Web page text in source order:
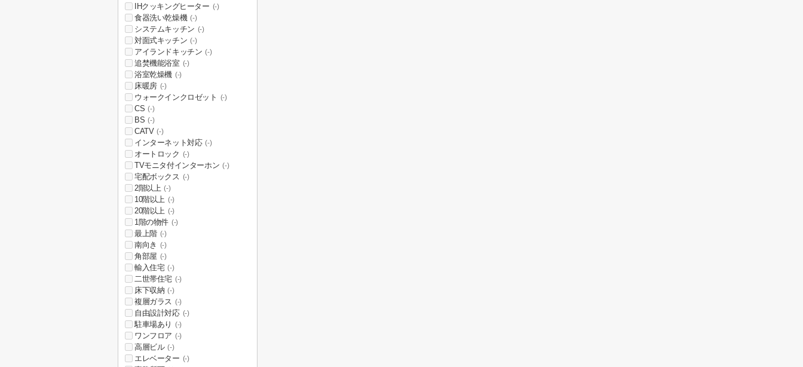
IHクッキングヒーター (-)
食器洗い乾燥機 (-)
システムキッチン (-)
対面式キッチン (-)
アイランドキッチン (-)
追焚機能浴室 (-)
浴室乾燥機 (-)
床暖房 (-)
ウォークインクロゼット (-)
CS (-)
BS (-)
CATV (-)
インターネット対応 (-)
オートロック (-)
TVモニタ付インターホン (-)
宅配ボックス (-)
2階以上 (-)
10階以上 (-)
20階以上 (-)
1階の物件 (-)
最上階 (-)
南向き (-)
角部屋 (-)
輸入住宅 (-)
二世帯住宅 (-)
床下収納 (-)
複層ガラス (-)
自由設計対応 (-)
駐車場あり (-)
ワンフロア (-)
高層ビル (-)
エレベーター (-)